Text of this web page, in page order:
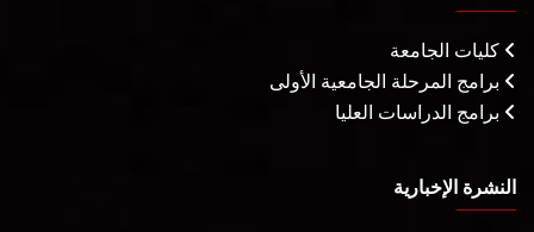
كليات الجامعة
برامج المرحلة الجامعية الأولى
برامج الدراسات العليا
النشرة الإخبارية